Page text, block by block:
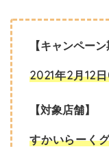
【キャンペーン
2021年2月12
【対象店舗】
すかいらーく